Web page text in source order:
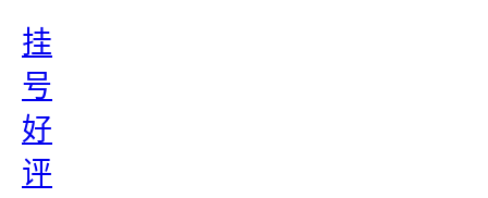
挂
号
好
评